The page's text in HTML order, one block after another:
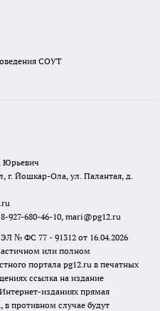
СОУТ
Юрьевич
г. Йошкар-Ола, ул. Палантая, д.
927-680-46-10, mari@pg12.ru
№ ФС 77 - 91312 от 16.04.2026
или полном
портала pg12.ru в печатных
ссылка на издание
изданиях прямая
в противном случае будут